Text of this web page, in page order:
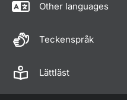
Other languages
Teckenspråk
Lättläst